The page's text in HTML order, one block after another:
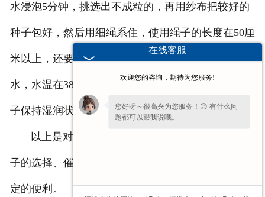
水浸泡5分钟，挑选出不成粒的，再用纱布把较好的
种子包好，然后用细绳系住，使用绳子的长度在50厘
米以上，还要准备一个暖水瓶，里面装三分之一的
水，水温在38度左右，把包好的种子浸入水中，使种
子保持湿润状态。24小时左右即可出芽。
以上是对水稻种子的介绍，以及水稻种植前对种
子的选择、催芽方法，在对水稻进行种植时可带来一
定的便利。
在线客服
欢迎您的咨询，期待为您服务!
您好呀～很高兴为您服务！😊 有什么问
题都可以跟我说哦。